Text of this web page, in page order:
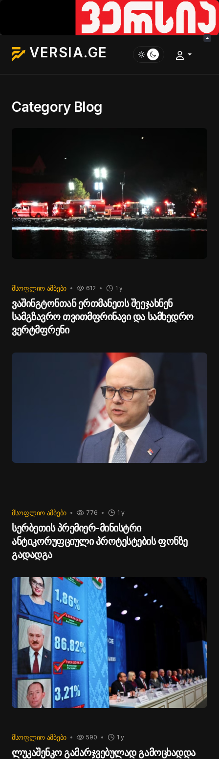
VERSIA.GE
Category Blog
ᲛᲡᲝᲤᲚᲘᲝ ᲐᲛᲑᲔᲑᲘ 1 y
612
ვაშინგტონთან ერთმანეთს შეეჯახნენ
სამგზავრო თვითმფრინავი და სამხედრო
ვერტმფრენი
ᲛᲡᲝᲤᲚᲘᲝ ᲐᲛᲑᲔᲑᲘ 1 y
776
სერბეთის პრემიერ-მინისტრი
ანტიკორუფციული პროტესტების ფონზე
გადადგა
ᲛᲡᲝᲤᲚᲘᲝ ᲐᲛᲑᲔᲑᲘ 1 y
590
ლუკაშენკო გამარჯვებულად გამოცხადდა